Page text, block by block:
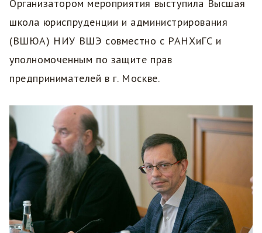
Организатором мероприятия выступила Высшая
школа юриспруденции и администрирования
(ВШЮА) НИУ ВШЭ совместно с РАНХиГС и
уполномоченным по защите прав
предпринимателей в г. Москве.